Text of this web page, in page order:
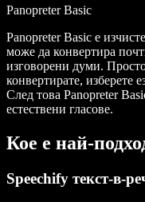
Panopreter Basic
Panopreter Basic е
може да конвертира
изговорени думи.
конвертирате, изберете
След това Panopreter
естествени гласове.
Кое е най-
Speechify текст-в-